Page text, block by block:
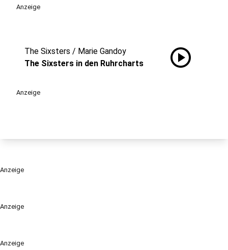
Anzeige
Anzeige
Anzeige
The Sixsters / Marie Gandoy
The Sixsters in den Ruhrcharts
play_circle
Anzeige
Anzeige